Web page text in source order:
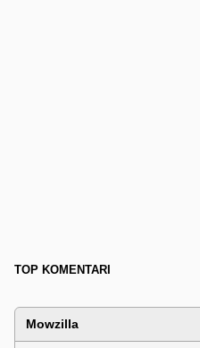
TOP KOMENTARI
Mowzilla